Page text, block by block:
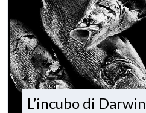
L’incubo di Darwin